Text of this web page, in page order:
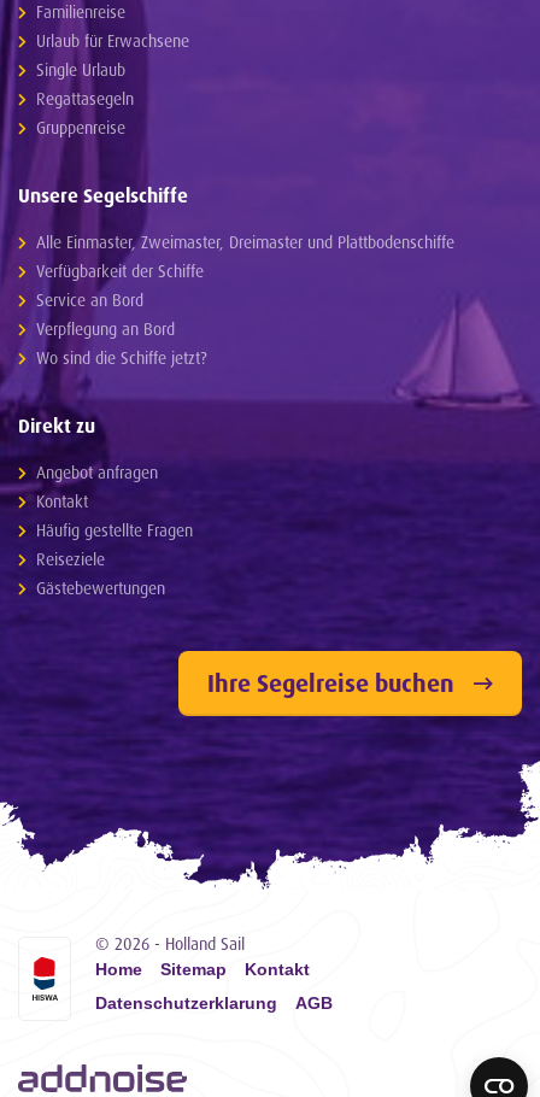
Familienreise
Urlaub für Erwachsene
Single Urlaub
Regattasegeln
Gruppenreise
Unsere Segelschiffe
Alle Einmaster, Zweimaster, Dreimaster und Plattbodenschiffe
Verfügbarkeit der Schiffe
Service an Bord
Verpflegung an Bord
Wo sind die Schiffe jetzt?
Direkt zu
Angebot anfragen
Kontakt
Häufig gestellte Fragen
Reiseziele
Gästebewertungen
Ihre Segelreise buchen
© 2026 - Holland Sail
Home Sitemap
Kontakt
Datenschutzerklarung
AGB